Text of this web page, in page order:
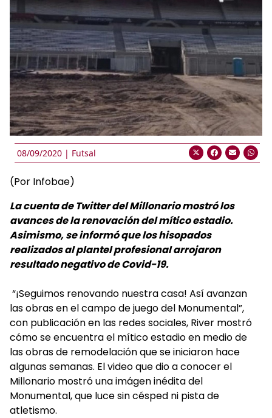
08/09/2020 | Futsal
(Por Infobae)
La cuenta de Twitter del Millonario mostró los
avances de la renovación del mítico estadio.
Asimismo, se informó que los hisopados
realizados al plantel profesional arrojaron
resultado negativo de Covid-19.
“¡Seguimos renovando nuestra casa! Así avanzan
las obras en el campo de juego del Monumental”,
con publicación en las redes sociales, River mostró
cómo se encuentra el mítico estadio en medio de
las obras de remodelación que se iniciaron hace
algunas semanas. El video que dio a conocer el
Millonario mostró una imágen inédita del
Monumental, que luce sin césped ni pista de
atletismo.